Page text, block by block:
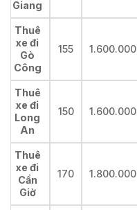
Giang
Thuê
xe đi
Gò
Công
155 1.600.000
Thuê
xe đi
Long
An
150 1.600.000
Thuê
xe đi
Cần
Giờ
170 1.800.000